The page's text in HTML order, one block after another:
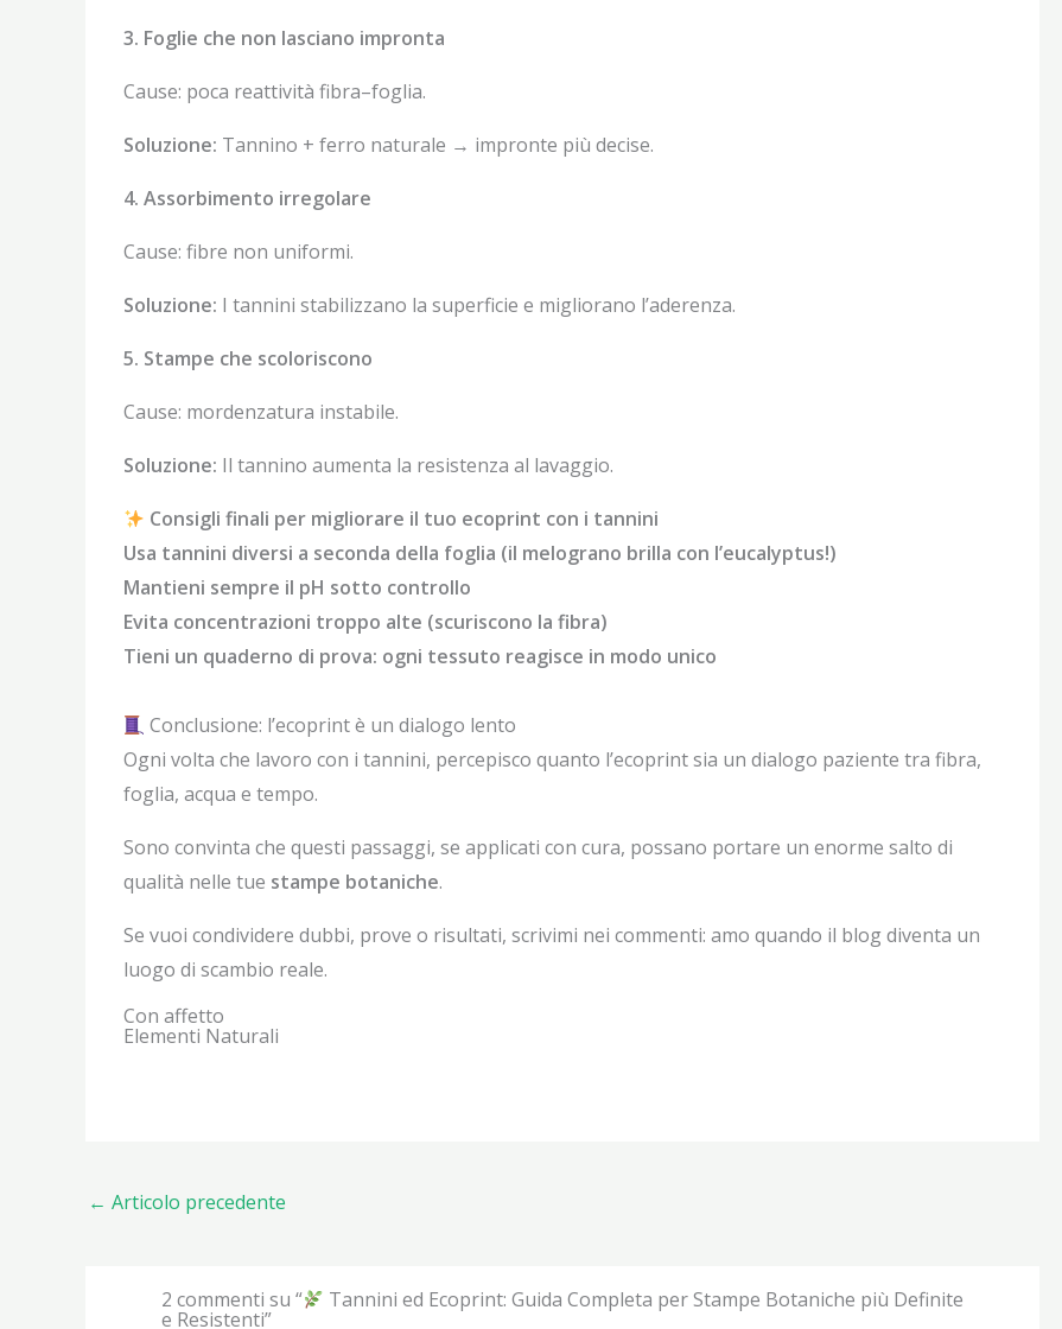
3. Foglie che non lasciano impronta
Cause: poca reattività fibra–foglia.
Soluzione: Tannino + ferro naturale → impronte più decise.
4. Assorbimento irregolare
Cause: fibre non uniformi.
Soluzione: I tannini stabilizzano la superficie e migliorano l’aderenza.
5. Stampe che scoloriscono
Cause: mordenzatura instabile.
Soluzione: Il tannino aumenta la resistenza al lavaggio.
Consigli finali per migliorare il tuo ecoprint con i tannini
Usa tannini diversi a seconda della foglia (il melograno brilla con l’eucalyptus!)
Mantieni sempre il pH sotto controllo
Evita concentrazioni troppo alte (scuriscono la fibra)
Tieni un quaderno di prova: ogni tessuto reagisce in modo unico
Conclusione: l’ecoprint è un dialogo lento
Ogni volta che lavoro con i tannini, percepisco quanto l’ecoprint sia un dialogo paziente tra fibra,
foglia, acqua e tempo.
Sono convinta che questi passaggi, se applicati con cura, possano portare un enorme salto di
qualità nelle tue stampe botaniche.
Se vuoi condividere dubbi, prove o risultati, scrivimi nei commenti: amo quando il blog diventa un
luogo di scambio reale.
Con affetto
Elementi Naturali
← Articolo precedente
2 commenti su “ Tannini ed Ecoprint: Guida Completa per Stampe Botaniche più Definite
e Resistenti”